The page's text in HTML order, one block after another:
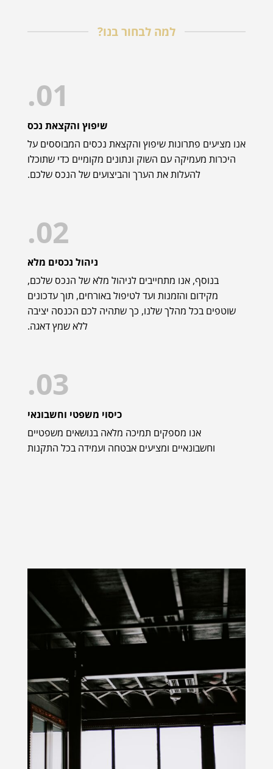
למה לבחור בנו?
01.
שיפוץ והקצאת נכס
אנו מציעים פתרונות שיפוץ והקצאת נכסים המבוססים על
היכרות מעמיקה עם השוק ונתונים מקומיים כדי שתוכלו
להעלות את הערך והביצועים של הנכס שלכם.
02.
ניהול נכסים מלא
בנוסף, אנו מתחייבים לניהול מלא של הנכס שלכם,
מקידום והזמנות ועד לטיפול באורחים, תוך עדכונים
שוטפים בכל מהלך שלנו, כך שתהיה לכם הכנסה יציבה
ללא שמץ דאגה.
03.
כיסוי משפטי וחשבונאי
אנו מספקים תמיכה מלאה בנושאים משפטיים
וחשבונאיים ומציעים אבטחה ועמידה בכל התקנות